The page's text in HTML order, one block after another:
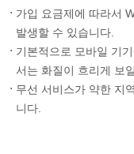
가입 요금제에 따라서
발생할 수 있습니다.
기본적으로 모바일 기
서는 화질이 흐리게 보
무선 서비스가 약한 지
니다.